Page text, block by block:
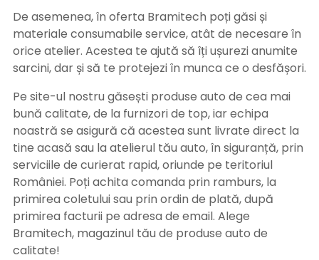
De asemenea, în oferta Bramitech poți găsi și
materiale consumabile service, atât de necesare în
orice atelier. Acestea te ajută să îți ușurezi anumite
sarcini, dar și să te protejezi în munca ce o desfășori.
Pe site-ul nostru găsești produse auto de cea mai
bună calitate, de la furnizori de top, iar echipa
noastră se asigură că acestea sunt livrate direct la
tine acasă sau la atelierul tău auto, în siguranță, prin
serviciile de curierat rapid, oriunde pe teritoriul
României. Poți achita comanda prin ramburs, la
primirea coletului sau prin ordin de plată, după
primirea facturii pe adresa de email. Alege
Bramitech, magazinul tău de produse auto de
calitate!